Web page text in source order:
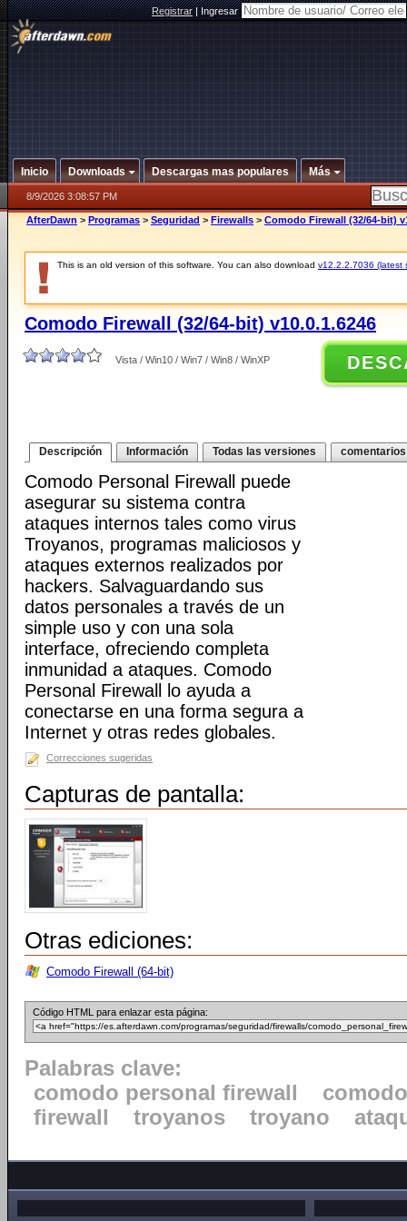
Registrar|Ingresar
Inicio Downloads Descargas mas populares Más
8/9/2026 3:08:57 PM
AfterDawn > Programas > Seguridad > Firewalls > Comodo Firewall (32/64-bit)
This is an old version of this software. You can also download v12.2.2.7036 (latest
Comodo Firewall (32/64-bit) v10.0.1.6246
Vista / Win10 / Win7 / Win8 / WinXP
Descripción Información Todas las versiones comentarios
Comodo Personal Firewall puede
asegurar su sistema contra
ataques internos tales como virus
Troyanos, programas maliciosos y
ataques externos realizados por
hackers. Salvaguardando sus
datos personales a través de un
simple uso y con una sola
interface, ofreciendo completa
inmunidad a ataques. Comodo
Personal Firewall lo ayuda a
conectarse en una forma segura a
Internet y otras redes globales.
Correcciones sugeridas
Capturas de pantalla:
Otras ediciones:
Comodo Firewall (64-bit)
Código HTML para enlazar esta página:
Palabras clave:
comodo personal firewall
comodo
firewall
troyanos troyano